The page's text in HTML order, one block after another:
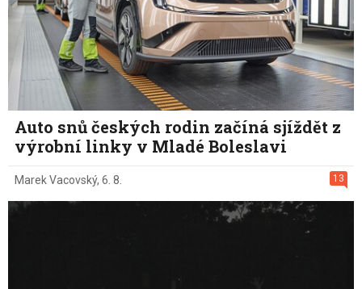
Auto snů českých rodin začíná sjíždět z
výrobní linky v Mladé Boleslavi
13
Marek Vacovský, 6. 8.